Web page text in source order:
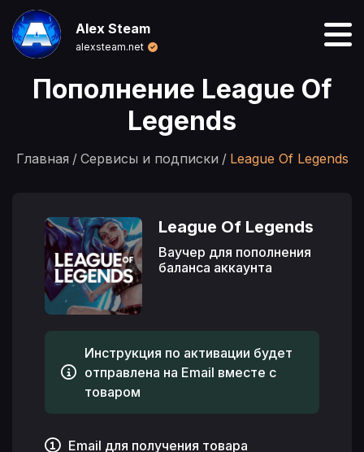
Alex Steam
alexsteam.net
Пополнение League Of
Legends
Главная Сервисы и подписки League Of Legends
League Of Legends
Ваучер для пополнения
баланса аккаунта
Инструкция по активации будет
отправлена на Email вместе с
товаром
Email для получения товара